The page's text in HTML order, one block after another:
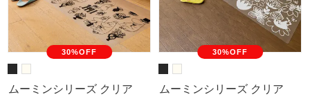
30%OFF
ムーミンシリーズ クリア
30%OFF
ムーミンシリーズ クリア